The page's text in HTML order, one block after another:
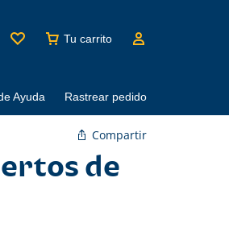
Tu carrito
Ayuda Rastrear pedido
Compartir
de